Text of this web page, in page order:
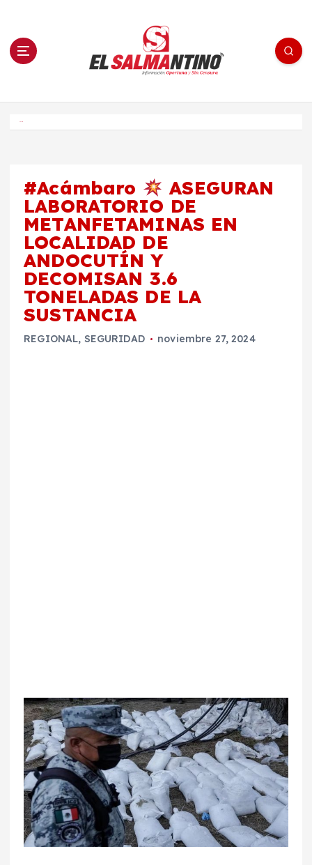
n El Salmantino - medios/noticias/editorial
#Acámbaro ASEGURAN
LABORATORIO DE
METANFETAMINAS EN
LOCALIDAD DE
ANDOCUTÍN Y
DECOMISAN 3.6
TONELADAS DE LA
SUSTANCIA
REGIONAL, SEGURIDAD noviembre 27, 2024